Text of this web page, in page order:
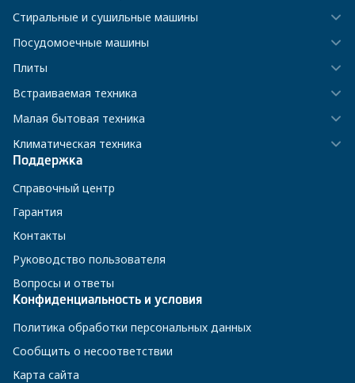
Стиральные и сушильные машины
Посудомоечные машины
Плиты
Встраиваемая техника
Малая бытовая техника
Климатическая техника
Поддержка
Справочный центр
Гарантия
Контакты
Руководство пользователя
Вопросы и ответы
Конфиденциальность и условия
Политика обработки персональных данных
Сообщить о несоответствии
Карта сайта